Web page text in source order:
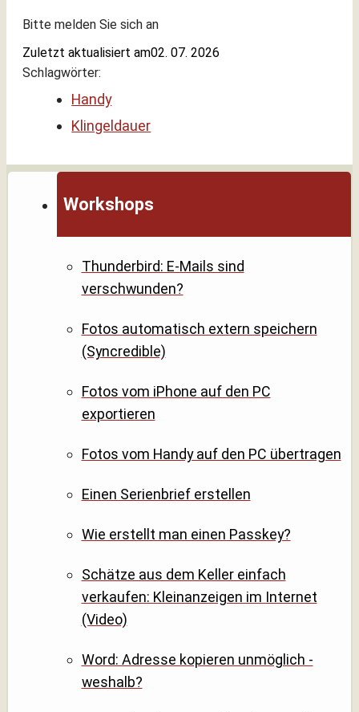
Workshops
Thunderbird: E-Mails sind
verschwunden?
Fotos automatisch extern speichern
(Syncredible)
Fotos vom iPhone auf den PC
exportieren
Fotos vom Handy auf den PC übertragen
Einen Serienbrief erstellen
Wie erstellt man einen Passkey?
Schätze aus dem Keller einfach
verkaufen: Kleinanzeigen im Internet
(Video)
Word: Adresse kopieren unmöglich -
weshalb?
Bitte melden Sie sich an
Zuletzt aktualisiert am02. 07. 2026
Schlagwörter:
Handy
Klingeldauer